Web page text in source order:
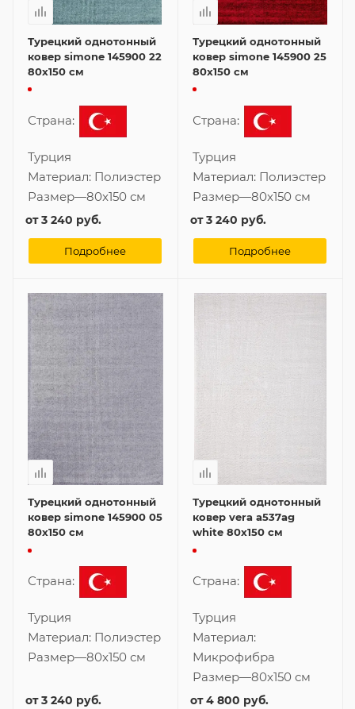
Турецкий однотонный
ковер simone 145900 22
80x150 см
Страна:
Турция
Материал: Полиэстер
Размер—80x150 см
от3 240 руб.
Подробнее
Турецкий однотонный
ковер simone 145900 25
80x150 см
Страна:
Турция
Материал: Полиэстер
Размер—80x150 см
от3 240 руб.
Подробнее
Турецкий однотонный
ковер simone 145900 05
80x150 см
Страна:
Турция
Материал: Полиэстер
Размер—80x150 см
от3 240 руб.
Турецкий однотонный
ковер vera a537ag
white 80x150 см
Страна:
Турция
Материал:
Микрофибра
Размер—80x150 см
от4 800 руб.